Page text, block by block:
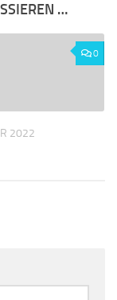
…
0
2022